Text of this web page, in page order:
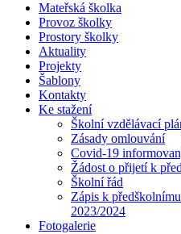
Mateřská školka
Provoz školky
Prostory školky
Aktuality
Projekty
Šablony
Kontakty
Ke stažení
Školní vzdělávací
Zásady omlouvání
Covid-19
Žádost o přijetí k
Školní řád
Zápis k
2023/2024
Fotogalerie